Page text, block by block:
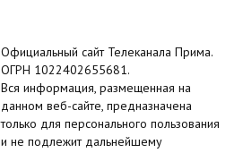
Официальный сайт Телеканала Прима.
ОГРН 1022402655681.
Вся информация, размещенная на
данном веб-сайте, предназначена
только для персонального пользования
и не подлежит дальнейшему